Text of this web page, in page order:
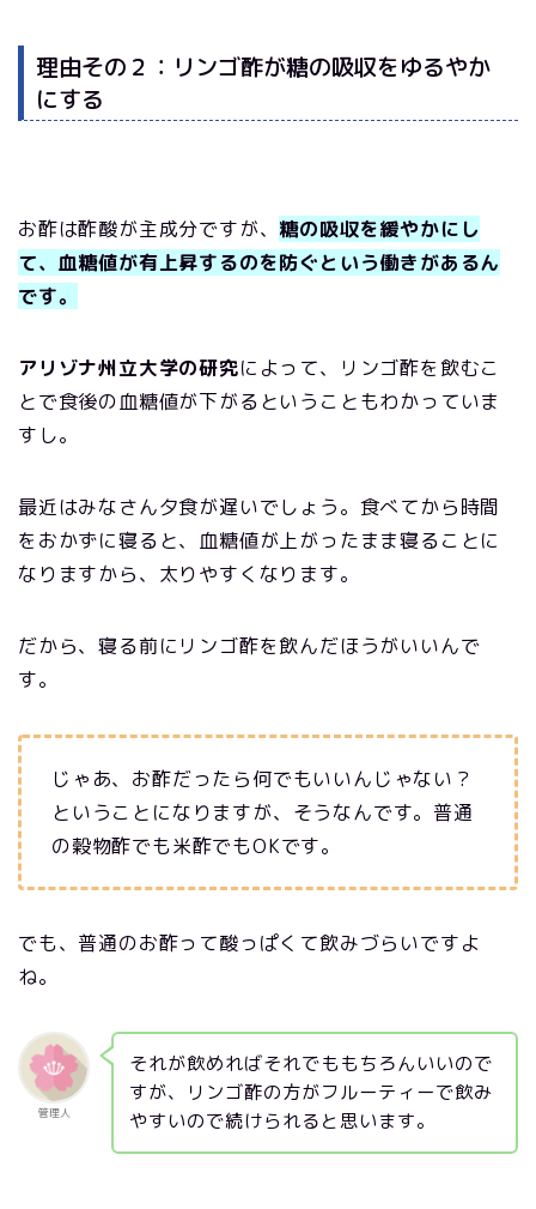
理由その２：リンゴ酢が糖の吸収をゆるやか
にする
お酢は酢酸が主成分ですが、 糖の吸収を緩やかにし
て、血糖値が有上昇するのを防ぐという働きがあるん
です。
アリゾナ州立大学の研究によって、リンゴ酢を飲むこ
とで食後の血糖値が下がるということもわかっていま
すし。
最近はみなさん夕食が遅いでしょう。食べてから時間
をおかずに寝ると、血糖値が上がったまま寝ることに
なりますから、太りやすくなります。
だから、寝る前にリンゴ酢を飲んだほうがいいんで
す。
じゃあ、お酢だったら何でもいいんじゃない？
ということになりますが、そうなんです。普通
の穀物酢でも米酢でもOKです。
でも、普通のお酢って酸っぱくて飲みづらいですよ
ね。
管理人
それが飲めればそれでももちろんいいので
すが、リンゴ酢の方がフルーティーで飲み
やすいので続けられると思います。